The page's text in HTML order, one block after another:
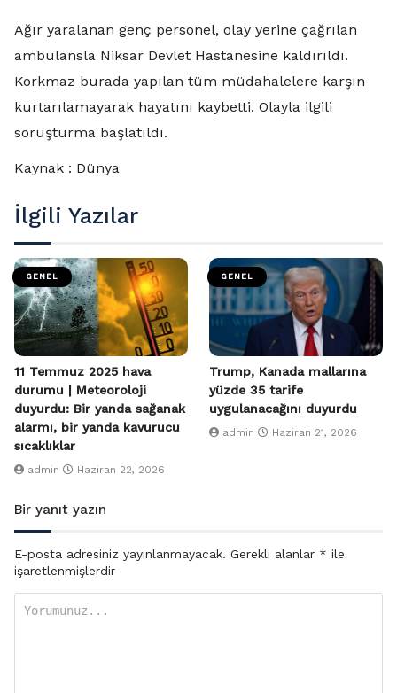
Ağır yaralanan genç personel, olay yerine çağrılan
ambulansla Niksar Devlet Hastanesine kaldırıldı.
Korkmaz burada yapılan tüm müdahalelere karşın
kurtarılamayarak hayatını kaybetti. Olayla ilgili
soruşturma başlatıldı.
Kaynak : Dünya
İlgili Yazılar
GENEL
11 Temmuz 2025 hava
durumu | Meteoroloji
duyurdu: Bir yanda sağanak
alarmı, bir yanda kavurucu
sıcaklıklar
admin Haziran 22, 2026
GENEL
Trump, Kanada mallarına
yüzde 35 tarife
uygulanacağını duyurdu
admin Haziran 21, 2026
Bir yanıt yazın
E-posta adresiniz yayınlanmayacak. Gerekli alanlar * ile
işaretlenmişlerdir